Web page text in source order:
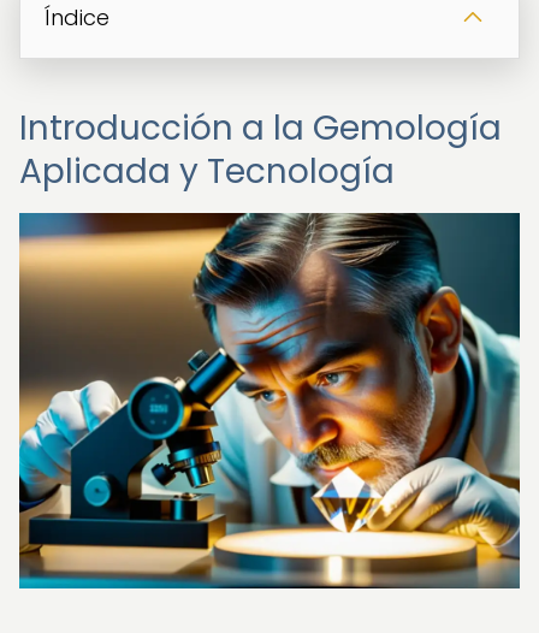
Índice
Introducción a la Gemología
Aplicada y Tecnología